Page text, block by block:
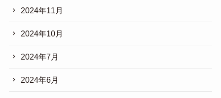
2024年11月
2024年10月
2024年7月
2024年6月